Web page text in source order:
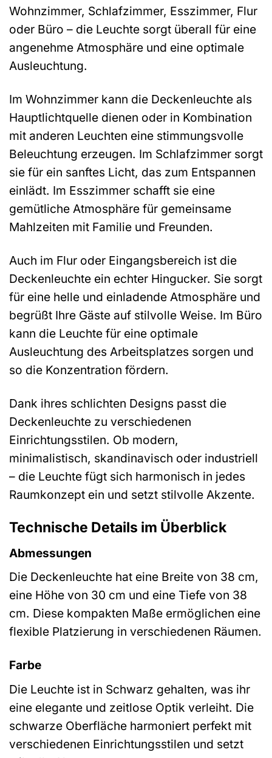
Wohnzimmer, Schlafzimmer, Esszimmer, Flur
oder Büro – die Leuchte sorgt überall für eine
angenehme Atmosphäre und eine optimale
Ausleuchtung.
Im Wohnzimmer kann die Deckenleuchte als
Hauptlichtquelle dienen oder in Kombination
mit anderen Leuchten eine stimmungsvolle
Beleuchtung erzeugen. Im Schlafzimmer sorgt
sie für ein sanftes Licht, das zum Entspannen
einlädt. Im Esszimmer schafft sie eine
gemütliche Atmosphäre für gemeinsame
Mahlzeiten mit Familie und Freunden.
Auch im Flur oder Eingangsbereich ist die
Deckenleuchte ein echter Hingucker. Sie sorgt
für eine helle und einladende Atmosphäre und
begrüßt Ihre Gäste auf stilvolle Weise. Im Büro
kann die Leuchte für eine optimale
Ausleuchtung des Arbeitsplatzes sorgen und
so die Konzentration fördern.
Dank ihres schlichten Designs passt die
Deckenleuchte zu verschiedenen
Einrichtungsstilen. Ob modern,
minimalistisch, skandinavisch oder industriell
– die Leuchte fügt sich harmonisch in jedes
Raumkonzept ein und setzt stilvolle Akzente.
Technische Details im Überblick
Abmessungen
Die Deckenleuchte hat eine Breite von 38 cm,
eine Höhe von 30 cm und eine Tiefe von 38
cm. Diese kompakten Maße ermöglichen eine
flexible Platzierung in verschiedenen Räumen.
Farbe
Die Leuchte ist in Schwarz gehalten, was ihr
eine elegante und zeitlose Optik verleiht. Die
schwarze Oberfläche harmoniert perfekt mit
verschiedenen Einrichtungsstilen und setzt